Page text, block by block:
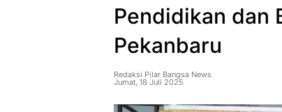
Pendidikan dan
Pekanbaru
Redaksi Pilar Bangsa News
Jumat, 18 Juli 2025